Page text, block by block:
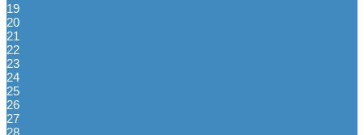
19
20
21
22
23
24
25
26
27